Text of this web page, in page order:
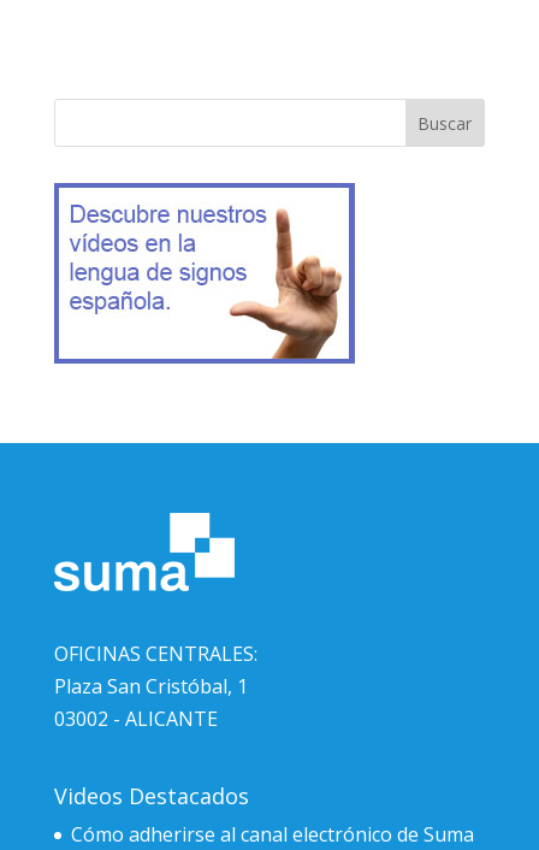
OFICINAS CENTRALES:
Plaza San Cristóbal, 1
03002 - ALICANTE
Videos Destacados
Cómo adherirse al canal electrónico de Suma